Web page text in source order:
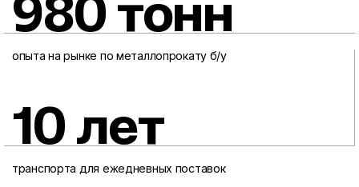
980 тонн
опыта на рынке по металлопрокату б/у
10 лет
транспорта для ежедневных поставок